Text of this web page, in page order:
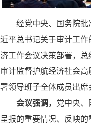
经党中央、国务院批准
近平总书记关于审计工
济工作会议决策部署，总
审计监督护航经济社会高
署领导班子全体成员出席
会议强调， 党中央、
呈报的重要情况、反映